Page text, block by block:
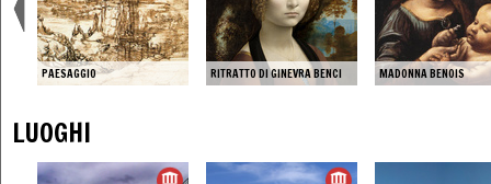
PAESAGGIO RITRATTO DI GINEVRA BENCI MADONNA BENOIS
LUOGHI